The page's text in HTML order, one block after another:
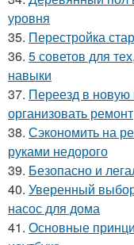
уровня
35. Перестройка
36. 5 советов для
навыки
37. Переезд в новую
организовать ремонт
38. Сэкономить на
руками недорого
39. Безопасно и
40. Уверенный
насос для дома
41. Основные